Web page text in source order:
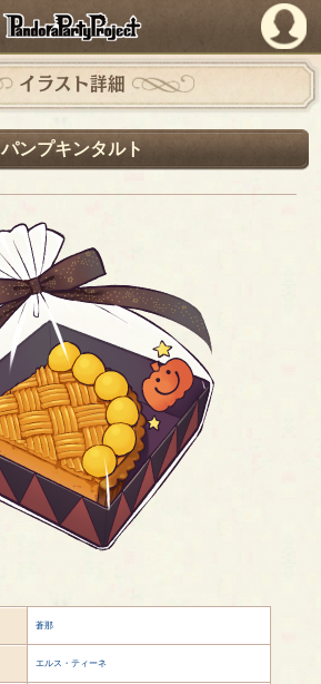
PandoraPartyProject
イラスト詳細
パンプキンタルト
蒼那
エルス・ティーネ